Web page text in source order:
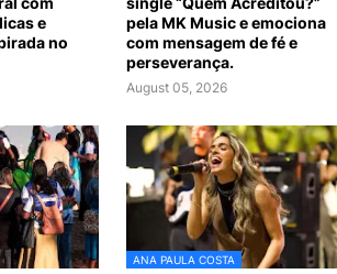
e
no
pela MK Music e emociona
com mensagem de fé e
perseverança.
August 05, 2026
ANA PAULA COSTA